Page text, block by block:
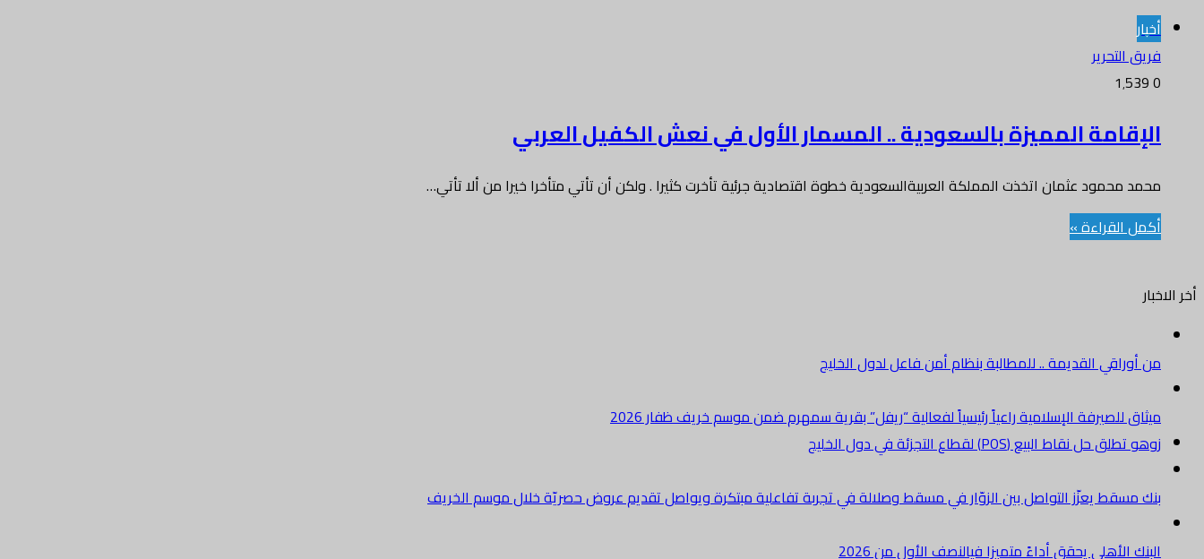
أخبار
فريق التحرير
0
الإقامة المميزة بالسعودية .. المسمار الأول في نعش الكفيل العربي
محمد محمود عثمان اتخذت المملكة العربيةالسعودية خطوة اقتصادية جرئية تأخرت كثيرا . ولكن أن تأتي متأخرا خيرا من ألا تأتي…
أكمل القراءة »
أخر الاخبار
من أوراقي القديمة .. للمطالبة بنظام أمن فاعل لدول الخليج
ميثاق للصيرفة الإسلامية راعياً رئيسياً لفعالية “ريفل” بقرية سمهرم ضمن موسم خريف ظفار 2026
زوهو تطلق حل نقاط البيع (POS) لقطاع التجزئة في دول الخليج
بنك مسقط يعزّز التواصل بين الزوّار في مسقط وصلالة في تجربة تفاعلية مبتكرة ويواصل تقديم عروض حصريّة خلال موسم الخريف
البنك الأهلي يحقق أداءً متميزا فيالنصف الأول من 2026